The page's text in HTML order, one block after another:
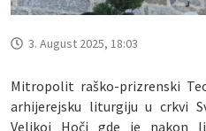
3. August 2025, 18:03
Mitropolit raško-prizrenski
arhijerejsku liturgiju u crkvi
Velikoj Hoči gde je nakon